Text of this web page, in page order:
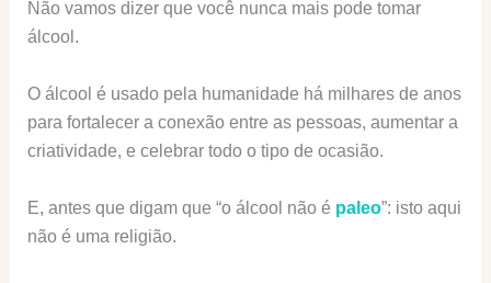
Não vamos dizer que você nunca mais pode tomar
álcool.
O álcool é usado pela humanidade há milhares de anos
para fortalecer a conexão entre as pessoas, aumentar a
criatividade, e celebrar todo o tipo de ocasião.
E, antes que digam que “o álcool não é paleo”: isto aqui
não é uma religião.